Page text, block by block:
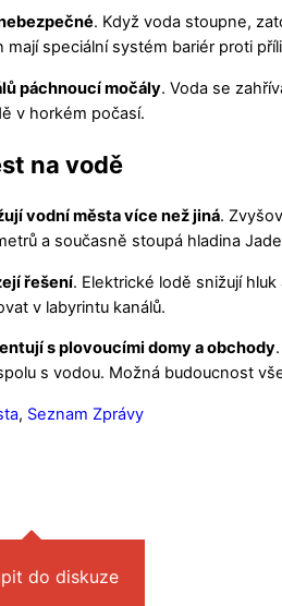
. Když voda stoupne,
mají speciální systém bariér proti
páchnoucí močály. Voda se
v horkém počasí.
na vodě
vodní města více než jiná.
a současně stoupá hladina
řešení. Elektrické lodě snižují
v labyrintu kanálů.
s plovoucími domy a obchody
s vodou. Možná budoucnost
, Seznam Zprávy
do diskuze